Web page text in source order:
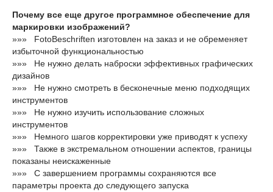
Почему все еще другое программное обеспечение для
маркировки изображений?
»»» FotoBeschriften изготовлен на заказ и не обременяет
избыточной функциональностью
»»» Не нужно делать наброски эффективных графических
дизайнов
»»» Не нужно смотреть в бесконечные меню подходящих
инструментов
»»» Не нужно изучить использование сложных
инструментов
»»» Немного шагов корректировки уже приводят к успеху
»»» Также в экстремальном отношении аспектов, границы
показаны неискаженные
»»» С завершением программы сохраняются все
параметры проекта до следующего запуска